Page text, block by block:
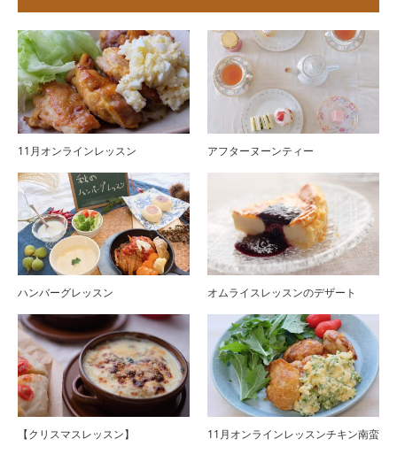
11月オンラインレッスン アフターヌーンティー
ハンバーグレッスン オムライスレッスンのデザート
【クリスマスレッスン】 11月オンラインレッスンチキン南蛮